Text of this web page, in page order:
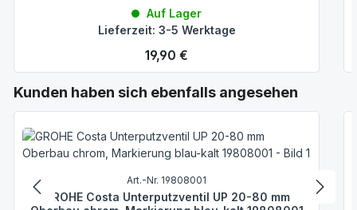
Auf Lager
Lieferzeit: 3-5 Werktage
Regulärer Preis:
19,90 €
Produktgalerie überspringen
Kunden haben sich ebenfalls angesehen
Art.-Nr. 19808001
GROHE Costa Unterputzventil UP 20-80 mm